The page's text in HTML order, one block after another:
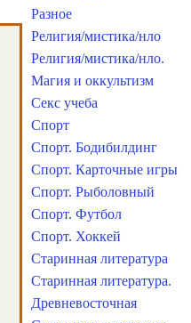
Разное
Религия/мистика/нло
Религия/мистика/нло.
Магия и оккультизм
Секс учеба
Спорт
Спорт. Бодибилдинг
Спорт. Карточные игры
Спорт. Рыболовный
Спорт. Футбол
Спорт. Хоккей
Старинная литература
Старинная литература.
Древневосточная